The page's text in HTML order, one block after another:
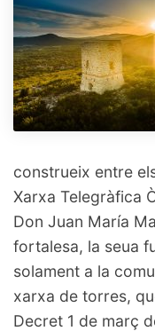
construeix entre
Xarxa Telegràfica
Don Juan María
fortalesa, la seua
solament a la
xarxa de torres,
Decret 1 de març